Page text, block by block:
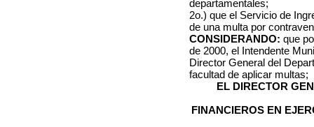
departamentales;
2o.) que el Servicio de
de una multa por
CONSIDERANDO: que
de 2000, el Intendente
Director General del
facultad de aplicar multas;
EL DIRECTOR
FINANCIEROS EN